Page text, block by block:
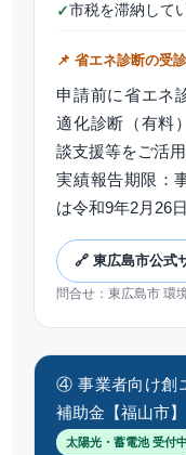
✓市税を滞納して
📌 省エネ診断の受
申請前に省エネ
適化診断（有料
談支援等をご活用
実績報告期限：
は令和9年2月26
🔗 東広島市公式
問合せ：東広島市 環
④ 事業者向け創
補助金【福山市】
太陽光・蓄電池 受付中